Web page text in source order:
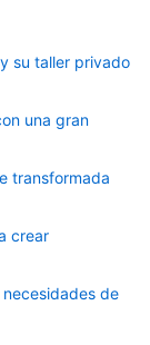
su taller privado
una gran
transformada
crear
de